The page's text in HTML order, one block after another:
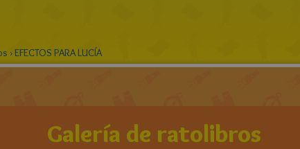
›EFECTOS PARA LUCÍA
Galería de ratolibros